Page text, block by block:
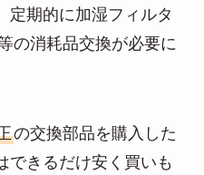
定期的に加湿フィルタ
の消耗品交換が必要に
の交換部品を購入した
できるだけ安く買いも